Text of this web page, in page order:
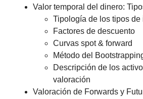
Valor temporal del dinero:
Tipología de los tipos de
Factores de descuento
Curvas spot & forward
Método del
Descripción de los
valoración
Valoración de Forwards y